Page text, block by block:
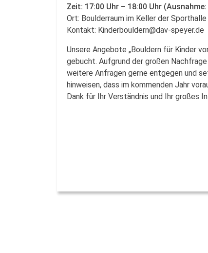
Zeit: 17:00 Uhr – 18:00 Uhr
Ort: Boulderraum im Keller der Sporthalle
Kontakt: Kinderbouldern@dav-speyer.de
Unsere Angebote „Bouldern für Kinder
gebucht. Aufgrund der großen
weitere Anfragen gerne entgegen und
hinweisen, dass im kommenden Jahr
Dank für Ihr Verständnis und Ihr großes